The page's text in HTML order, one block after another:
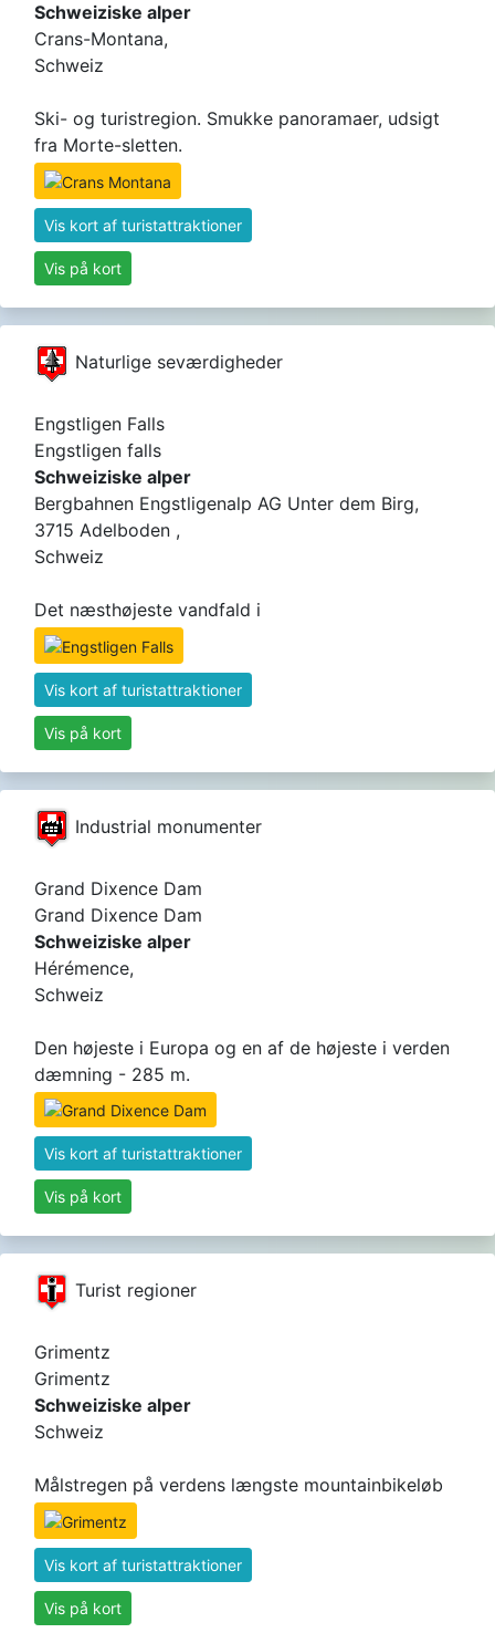
Schweiziske alper
Crans-Montana,
Schweiz
Ski- og turistregion. Smukke panoramaer, udsigt
fra Morte-sletten.
Vis kort af turistattraktioner
Vis på kort
Naturlige seværdigheder
Engstligen Falls
Engstligen falls
Schweiziske alper
Bergbahnen Engstligenalp AG Unter dem Birg,
3715 Adelboden ,
Schweiz
Det næsthøjeste vandfald i
Vis kort af turistattraktioner
Vis på kort
Industrial monumenter
Grand Dixence Dam
Grand Dixence Dam
Schweiziske alper
Hérémence,
Schweiz
Den højeste i Europa og en af ​​de højeste i verden
dæmning - 285 m.
Vis kort af turistattraktioner
Vis på kort
Turist regioner
Grimentz
Grimentz
Schweiziske alper
Schweiz
Målstregen på verdens længste mountainbikeløb
Vis kort af turistattraktioner
Vis på kort